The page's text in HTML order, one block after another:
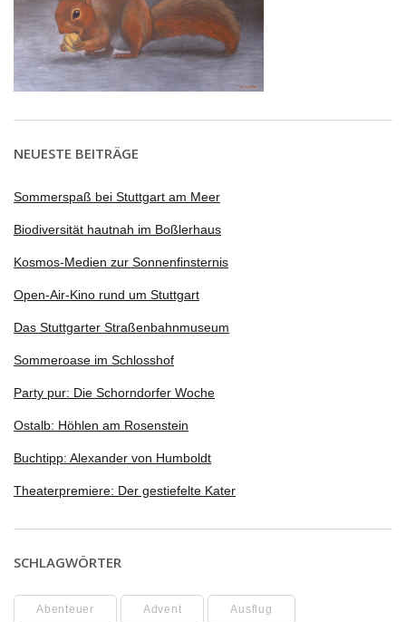
NEUESTE BEITRÄGE
Sommerspaß bei Stuttgart am Meer
Biodiversität hautnah im Boßlerhaus
Kosmos-Medien zur Sonnenfinsternis
Open-Air-Kino rund um Stuttgart
Das Stuttgarter Straßenbahnmuseum
Sommeroase im Schlosshof
Party pur: Die Schorndorfer Woche
Ostalb: Höhlen am Rosenstein
Buchtipp: Alexander von Humboldt
Theaterpremiere: Der gestiefelte Kater
SCHLAGWÖRTER
Abenteuer Advent Ausflug